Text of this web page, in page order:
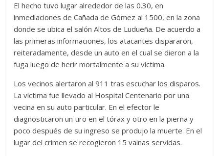
El hecho tuvo lugar alrededor de las 0.30, en
inmediaciones de Cañada de Gómez al 1500, en la zona
donde se ubica el salón Altos de Ludueña. De acuerdo a
las primeras informaciones, los atacantes dispararon,
reiteradamente, desde un auto en el cual se dieron a la
fuga luego de herir mortalmente a su víctima.
Los vecinos alertaron al 911 tras escuchar los disparos.
La víctima fue llevado al Hospital Centenario por una
vecina en su auto particular. En el efector le
diagnosticaron un tiro en el tórax y otro en la pierna y
poco después de su ingreso se produjo la muerte. En el
lugar del crimen se recogieron 15 vainas servidas.